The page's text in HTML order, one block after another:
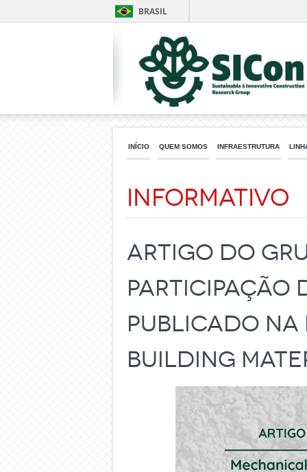
BRASIL
INÍCIO QUEM SOMOS INFRAESTRUTURA
Informativo
Artigo do
participação
publicado
Building